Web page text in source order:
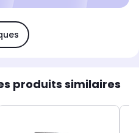
produits similaires